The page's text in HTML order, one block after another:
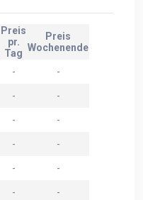
Preis
pr.
Tag
Preis
Wochenende
-
-
-
-
-
-
-
-
-
-
-
-